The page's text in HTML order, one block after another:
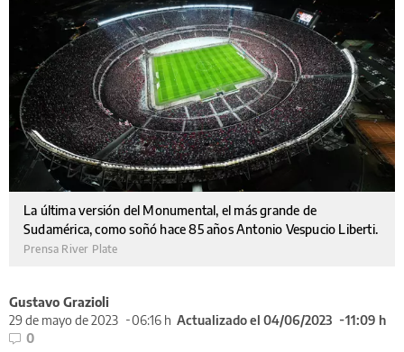
La última versión del Monumental, el más grande de
Sudamérica, como soñó hace 85 años Antonio Vespucio Liberti.
Prensa River Plate
Gustavo Grazioli
29 de mayo de 2023
06:16 h Actualizado el 04/06/2023
11:09 h
0